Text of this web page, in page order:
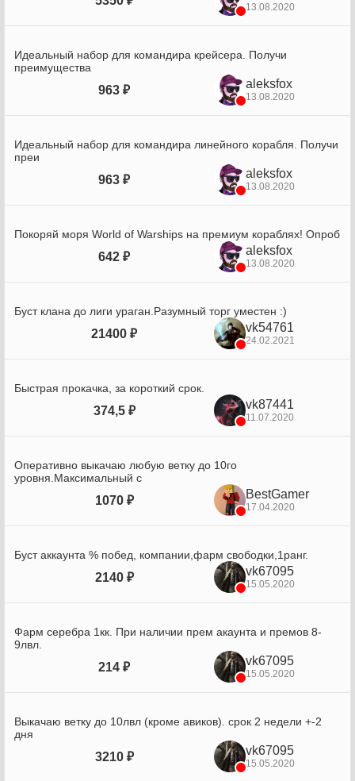
13.08.2020
Идеальный набор для командира крейсера. Получи
преимущества
963 ₽ aleksfox
13.08.2020
Идеальный набор для командира линейного корабля. Получи
преи
963 ₽ aleksfox
13.08.2020
Покоряй моря World of Warships на премиум кораблях! Опроб
642 ₽ aleksfox
13.08.2020
Буст клана до лиги ураган.Разумный торг уместен :)
21400 ₽ vk54761
24.02.2021
Быстрая прокачка, за короткий срок.
374,5 ₽ vk87441
11.07.2020
Оперативно выкачаю любую ветку до 10го
уровня.Максимальный с
1070 ₽ BestGamer
17.04.2020
Буст аккаунта % побед, компании,фарм свободки,1ранг.
2140 ₽ vk67095
15.05.2020
Фарм серебра 1кк. При наличии прем акаунта и премов 8-
9лвл.
214 ₽ vk67095
15.05.2020
Выкачаю ветку до 10лвл (кроме авиков). срок 2 недели +-2
дня
3210 ₽ vk67095
15.05.2020